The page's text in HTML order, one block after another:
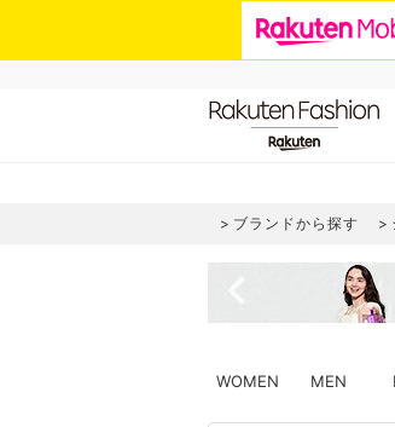
ブランドから探す
WOMEN MEN